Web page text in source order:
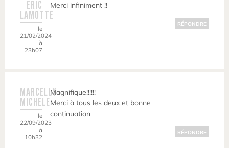
ERIC
LAMOTTE
le
21/02/2024
à
23h07
Merci infiniment !!
RÉPONDRE
MARCELLY
MICHELE
le
22/09/2023
à
10h32
Magnifique!!!!!!
Merci à tous les deux et bonne
continuation
RÉPONDRE